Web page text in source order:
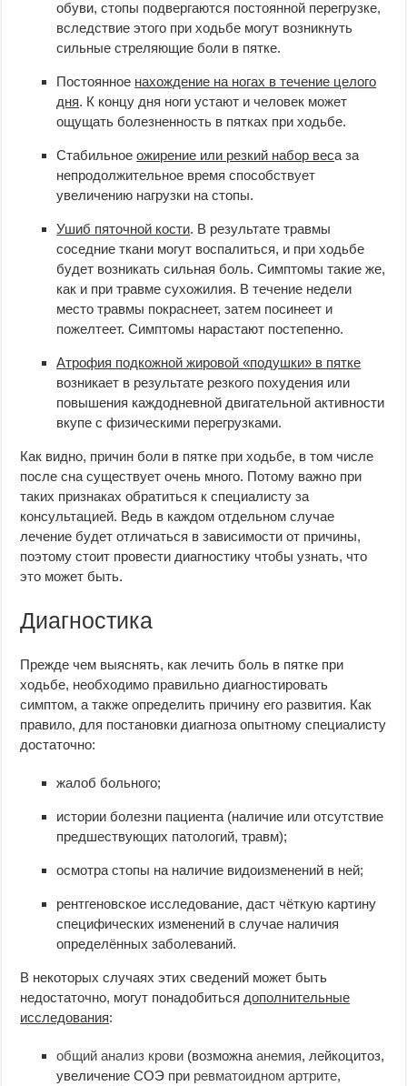
обуви, стопы подвергаются постоянной перегрузке,
вследствие этого при ходьбе могут возникнуть
сильные стреляющие боли в пятке.
Постоянное нахождение на ногах в течение целого
дня. К концу дня ноги устают и человек может
ощущать болезненность в пятках при ходьбе.
Стабильноеожирение или резкий набор веса за
непродолжительное время способствует
увеличению нагрузки на стопы.
Ушиб пяточной кости. В результате травмы
соседние ткани могут воспалиться, и при ходьбе
будет возникать сильная боль. Симптомы такие же,
как и при травме сухожилия. В течение недели
место травмы покраснеет, затем посинеет и
пожелтеет. Симптомы нарастают постепенно.
Атрофия подкожной жировой «подушки» в пятке
возникает в результате резкого похудения или
повышения каждодневной двигательной активности
вкупе с физическими перегрузками.
Как видно, причин боли в пятке при ходьбе, в том числе
после сна существует очень много. Потому важно при
таких признаках обратиться к специалисту за
консультацией. Ведь в каждом отдельном случае
лечение будет отличаться в зависимости от причины,
поэтому стоит провести диагностику чтобы узнать, что
это может быть.
Диагностика
Прежде чем выяснять, как лечить боль в пятке при
ходьбе, необходимо правильно диагностировать
симптом, а также определить причину его развития. Как
правило, для постановки диагноза опытному специалисту
достаточно:
жалоб больного;
истории болезни пациента (наличие или отсутствие
предшествующих патологий, травм);
осмотра стопы на наличие видоизменений в ней;
рентгеновское исследование, даст чёткую картину
специфических изменений в случае наличия
определённых заболеваний.
В некоторых случаях этих сведений может быть
недостаточно, могут понадобиться дополнительные
исследования:
общий анализ крови (возможнаанемия, лейкоцитоз,
увеличение СОЭ при ревматоидном артрите,